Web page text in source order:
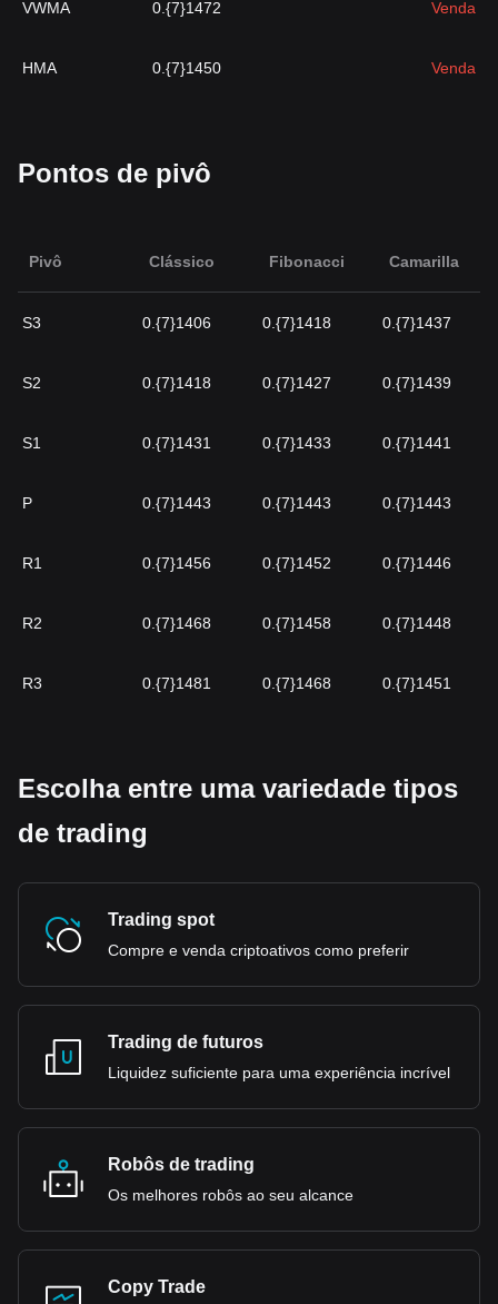
VWMA 0.{7}1472 Venda
HMA 0.{7}1450 Venda
Pontos de pivô
Pivô Clássico Fibonacci Camarilla
S3 0.{7}1406 0.{7}1418 0.{7}1437
S2 0.{7}1418 0.{7}1427 0.{7}1439
S1 0.{7}1431 0.{7}1433 0.{7}1441
P 0.{7}1443 0.{7}1443 0.{7}1443
R1 0.{7}1456 0.{7}1452 0.{7}1446
R2 0.{7}1468 0.{7}1458 0.{7}1448
R3 0.{7}1481 0.{7}1468 0.{7}1451
Escolha entre uma variedade tipos
de trading
Trading spot
Compre e venda criptoativos como preferir
Trading de futuros
Liquidez suficiente para uma experiência incrível
Robôs de trading
Os melhores robôs ao seu alcance
Copy Trade